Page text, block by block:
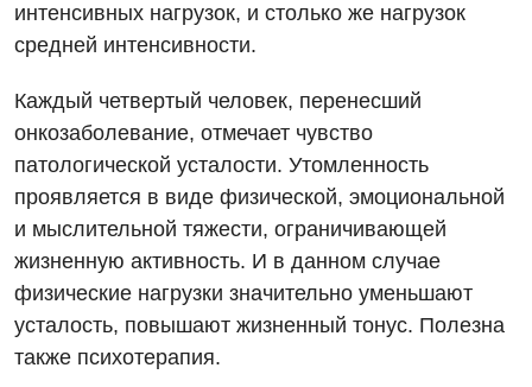
Травматологическое отделение
Урология
Физиотерапия
Хирургическое отделение
Эндокринология
Для детей
Детская аллергология
интенсивных нагрузок, и столько же нагрузок
средней интенсивности.
Каждый четвертый человек, перенесший
онкозаболевание, отмечает чувство
патологической усталости. Утомленность
проявляется в виде физической, эмоциональной
и мыслительной тяжести, ограничивающей
жизненную активность. И в данном случае
физические нагрузки значительно уменьшают
усталость, повышают жизненный тонус. Полезна
также психотерапия.